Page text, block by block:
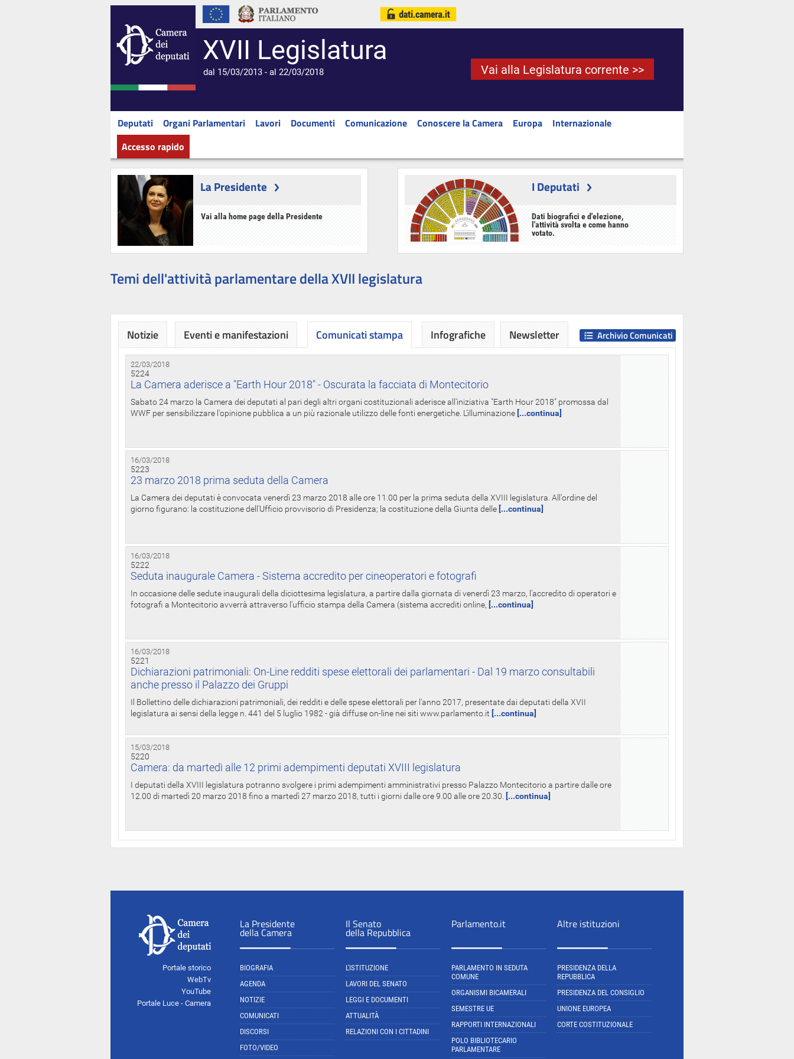
XVII Legislatura
dal 15/03/2013 - al 22/03/2018 Vai alla Legislatura corrente >>
Deputati Organi Parlamentari Lavori Documenti Comunicazione Conoscere la Camera Europa
Internazionale
Accesso rapido
La Presidente
Vai alla home page della Presidente
I Deputati
Dati biografici e d'elezione,
l'attività svolta e come hanno
votato.
Temi dell'attività parlamentare della XVII legislatura
Notizie Eventi e manifestazioni Comunicati stampa
22/03/2018
5224
La Camera aderisce a "Earth Hour 2018" - Oscurata la facciata di Montecitorio
Sabato 24 marzo la Camera dei deputati al pari degli altri organi costituzionali aderisce all'iniziativa "Earth Hour 2018" promossa dal
WWF per sensibilizzare l'opinione pubblica a un più razionale utilizzo delle fonti energetiche. L'illuminazione [...continua]
16/03/2018
5223
23 marzo 2018 prima seduta della Camera
La Camera dei deputati è convocata venerdì 23 marzo 2018 alle ore 11.00 per la prima seduta della XVIII legislatura. All'ordine del
giorno figurano: la costituzione dell'Ufficio provvisorio di Presidenza; la costituzione della Giunta delle [...continua]
16/03/2018
5222
Seduta inaugurale Camera - Sistema accredito per cineoperatori e fotografi
In occasione delle sedute inaugurali della diciottesima legislatura, a partire dalla giornata di venerdì 23 marzo, l'accredito di operatori e
fotografi a Montecitorio avverrà attraverso l'ufficio stampa della Camera (sistema accrediti online, [...continua]
16/03/2018
5221
Dichiarazioni patrimoniali: On-Line redditi spese elettorali dei parlamentari - Dal 19 marzo consultabili
anche presso il Palazzo dei Gruppi
Il Bollettino delle dichiarazioni patrimoniali, dei redditi e delle spese elettorali per l'anno 2017, presentate dai deputati della XVII
legislatura ai sensi della legge n. 441 del 5 luglio 1982 - già diffuse on-line nei siti www.parlamento.it [...continua]
15/03/2018
5220
Camera: da martedì alle 12 primi adempimenti deputati XVIII legislatura
I deputati della XVIII legislatura potranno svolgere i primi adempimenti amministrativi presso Palazzo Montecitorio a partire dalle ore
12.00 di martedì 20 marzo 2018 fino a martedì 27 marzo 2018, tutti i giorni dalle ore 9.00 alle ore 20.30.
[...continua]
Archivio Comunicati
Infografiche Newsletter
Portale storico
WebTv
YouTube
Portale Luce - Camera
La Presidente
della Camera
BIOGRAFIA
AGENDA
NOTIZIE
COMUNICATI
DISCORSI
FOTO/VIDEO
Il Senato
della Repubblica
L'ISTITUZIONE
LAVORI DEL SENATO
LEGGI E DOCUMENTI
ATTUALITÀ
RELAZIONI CON I CITTADINI
Parlamento.it
PARLAMENTO IN SEDUTA
COMUNE
ORGANISMI BICAMERALI
SEMESTRE UE
RAPPORTI INTERNAZIONALI
POLO BIBLIOTECARIO
PARLAMENTARE
Altre istituzioni
PRESIDENZA DELLA
REPUBBLICA
PRESIDENZA DEL CONSIGLIO
UNIONE EUROPEA
CORTE COSTITUZIONALE